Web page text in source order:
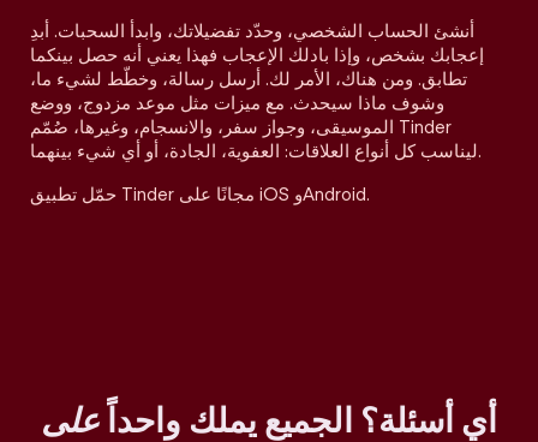
أنشئ الحساب الشخصي، وحدّد تفضيلاتك، وابدأ السحبات. أبدِ
إعجابك بشخص، وإذا بادلك الإعجاب فهذا يعني أنه حصل بينكما
تطابق. ومن هناك، الأمر لك. أرسل رسالة، وخطّط لشيء ما،
وشوف ماذا سيحدث. مع ميزات مثل موعد مزدوج، ووضع
الموسيقى، وجواز سفر، والانسجام، وغيرها، صُمّم Tinder
ليناسب كل أنواع العلاقات: العفوية، الجادة، أو أي شيء بينهما.
حمّل تطبيق Tinder مجانًا على iOS وAndroid.
أي أسئلة؟ الجميع يملك واحداً على